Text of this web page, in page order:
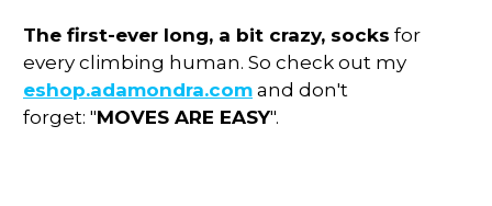
The first-ever long, a bit crazy, socks for
every climbing human. So check out my
eshop.adamondra.com and don't
forget: "MOVES ARE EASY".